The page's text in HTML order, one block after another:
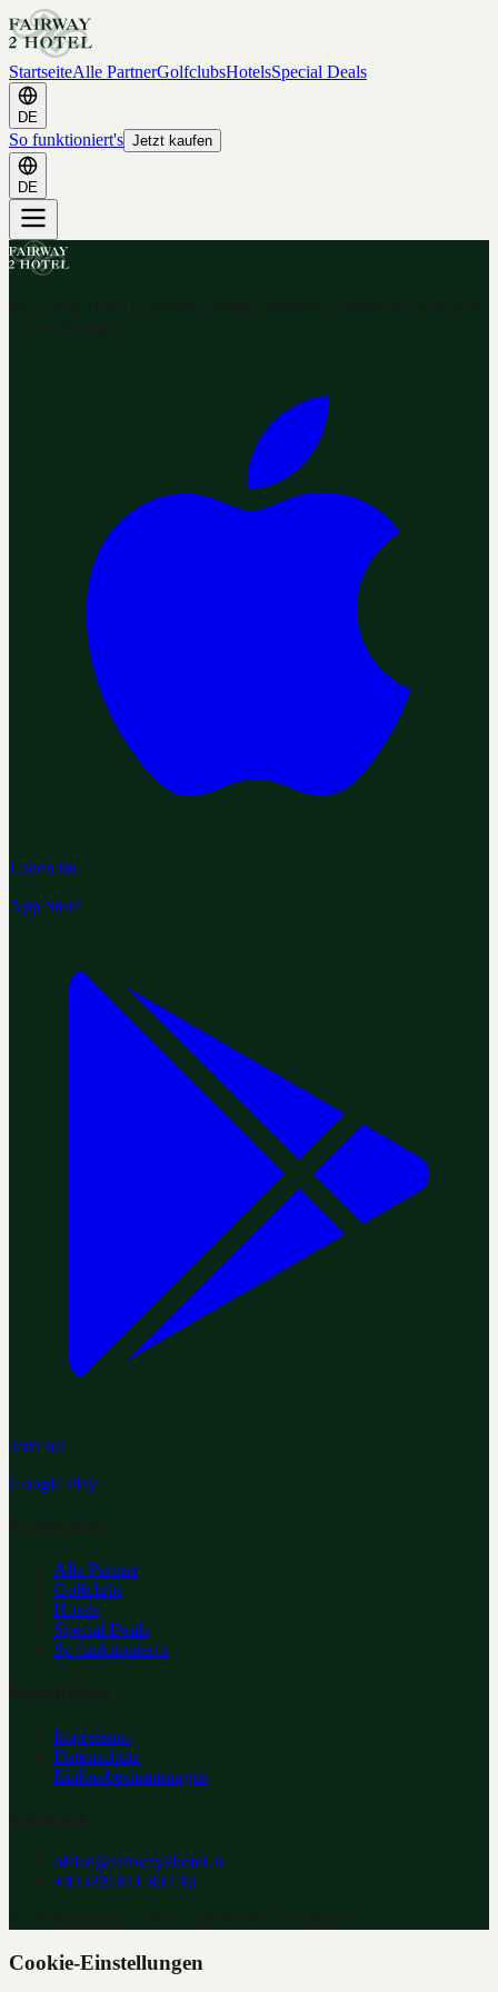
StartseiteAlle PartnerGolfclubsHotelsSpecial Deals
DE
So funktioniert's Jetzt kaufen
DE
Laden im
App Store
Jetzt bei
Google Play
Alle Partner
Golfclubs
Hotels
Special Deals
So funktioniert's
Impressum
Datenschutz
Einlösebestimmungen
office@fairway2hotel.at
+43 699 811 802 16
Cookie-Einstellungen